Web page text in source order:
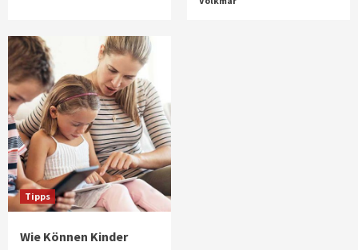
Tipps
Wie Können Kinder